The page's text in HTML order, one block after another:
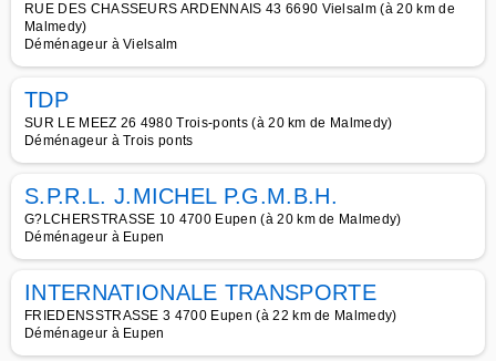
RUE DES CHASSEURS ARDENNAIS 43 6690 Vielsalm (à 20 km de
Malmedy)
Déménageur à Vielsalm
TDP
SUR LE MEEZ 26 4980 Trois-ponts (à 20 km de Malmedy)
Déménageur à Trois ponts
S.P.R.L. J.MICHEL P.G.M.B.H.
G?LCHERSTRASSE 10 4700 Eupen (à 20 km de Malmedy)
Déménageur à Eupen
INTERNATIONALE TRANSPORTE
FRIEDENSSTRASSE 3 4700 Eupen (à 22 km de Malmedy)
Déménageur à Eupen